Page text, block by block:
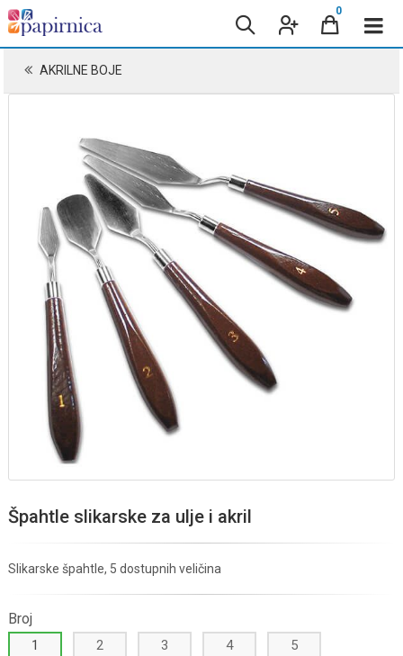
0
AKRILNE BOJE
Špahtle slikarske za ulje i akril
Slikarske špahtle, 5 dostupnih veličina
Broj
1 2 3 4 5